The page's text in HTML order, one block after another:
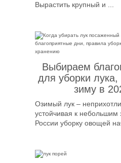
Вырастить крупный и ...
Выбираем
для уборки
зиму в
Озимый лук –
устойчивая к небольшим
России уборку овощей